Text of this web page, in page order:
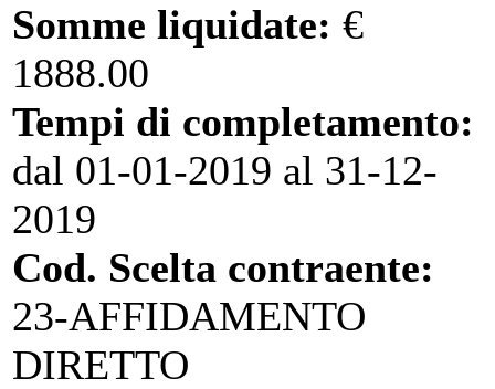
Somme liquidate: €
1888.00
Tempi di completamento:
dal 01-01-2019 al 31-12-
2019
Cod. Scelta contraente:
23-AFFIDAMENTO
DIRETTO